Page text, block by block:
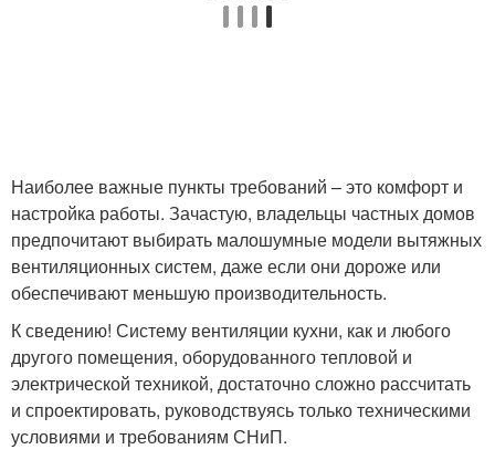
Наиболее важные пункты требований – это комфорт и
настройка работы. Зачастую, владельцы частных домов
предпочитают выбирать малошумные модели вытяжных
вентиляционных систем, даже если они дороже или
обеспечивают меньшую производительность.
К сведению! Систему вентиляции кухни, как и любого
другого помещения, оборудованного тепловой и
электрической техникой, достаточно сложно рассчитать
и спроектировать, руководствуясь только техническими
условиями и требованиям СНиП.